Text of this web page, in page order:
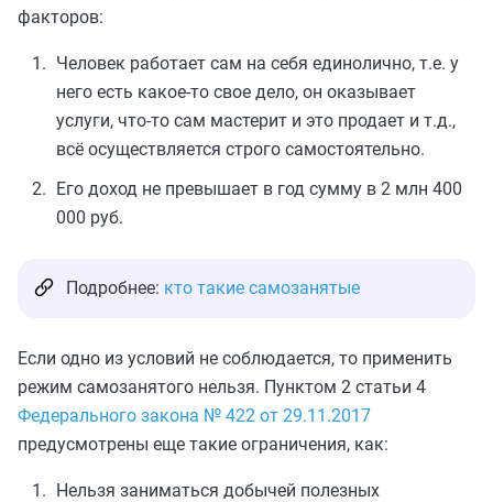
факторов:
Человек работает сам на себя единолично, т.е. у
него есть какое-то свое дело, он оказывает
услуги, что-то сам мастерит и это продает и т.д.,
всё осуществляется строго самостоятельно.
Его доход не превышает в год сумму в 2 млн 400
000 руб.
Подробнее: кто такие самозанятые
Если одно из условий не соблюдается, то применить
режим самозанятого нельзя. Пунктом 2 статьи 4
Федерального закона № 422 от 29.11.2017
предусмотрены еще такие ограничения, как:
Нельзя заниматься добычей полезных